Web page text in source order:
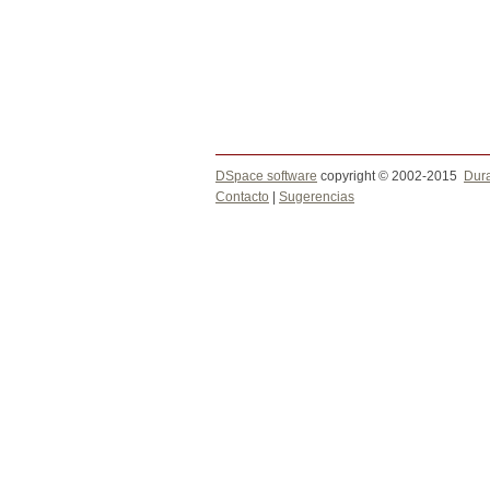
DSpace software copyright © 2002-2015
Contacto
Sugerencias